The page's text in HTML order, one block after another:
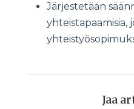
Järjestetään
yhteistapaamisia,
Jaa